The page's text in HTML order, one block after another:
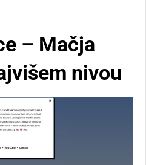
– Mačja
nivou